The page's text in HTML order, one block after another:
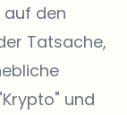
auf den
Tatsache,
und